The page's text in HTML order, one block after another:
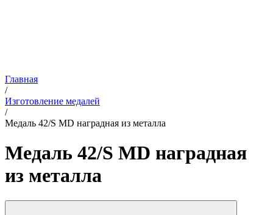
Главная
/
Изготовление медалей
/
Медаль 42/S MD наградная из металла
Медаль 42/S MD наградная
из металла